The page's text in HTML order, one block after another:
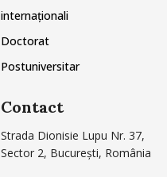
internaționali
Doctorat
Postuniversitar
Contact
Strada Dionisie Lupu Nr. 37,
Sector 2, București, România